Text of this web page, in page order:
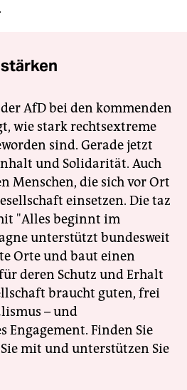
AfD bei den kommenden
wie stark rechtsextreme
sind. Gerade jetzt
und Solidarität. Auch
Menschen, die sich vor Ort
einsetzen. Die taz
"Alles beginnt im
unterstützt bundesweit
Orte und baut einen
deren Schutz und Erhalt
braucht guten, frei
– und
Engagement. Finden Sie
mit und unterstützen Sie